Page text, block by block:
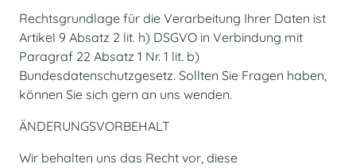
Rechtsgrundlage für die Verarbeitung Ihrer Daten ist
Artikel 9 Absatz 2 lit. h) DSGVO in Verbindung mit
Paragraf 22 Absatz 1 Nr. 1 lit. b)
Bundesdatenschutzgesetz. Sollten Sie Fragen haben,
können Sie sich gern an uns wenden.
ÄNDERUNGSVORBEHALT
Wir behalten uns das Recht vor, diese